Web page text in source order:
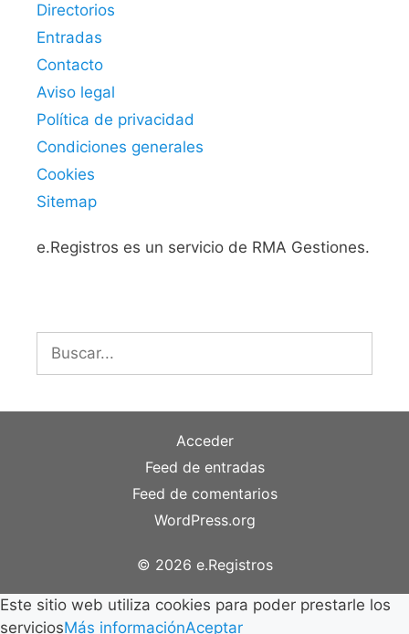
Directorios
Entradas
Contacto
Aviso legal
Política de privacidad
Condiciones generales
Cookies
Sitemap
e.Registros es un servicio de RMA Gestiones.
Buscar:
Acceder
Feed de entradas
Feed de comentarios
WordPress.org
© 2026 e.Registros
Este sitio web utiliza cookies para poder prestarle los
serviciosMás informaciónAceptar